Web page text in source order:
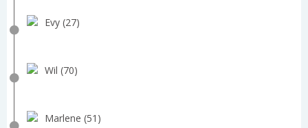
Evy (27)
Wil (70)
Marlene (51)